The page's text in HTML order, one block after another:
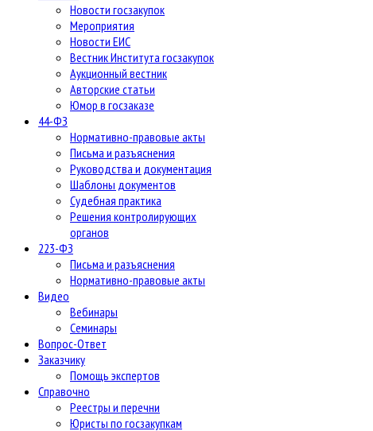
Новости госзакупок
Мероприятия
Новости ЕИС
Вестник Института госзакупок
Аукционный вестник
Авторские статьи
Юмор в госзаказе
44-ФЗ
Нормативно-правовые акты
Письма и разъяснения
Руководства и документация
Шаблоны документов
Судебная практика
Решения контролирующих
органов
223-ФЗ
Письма и разъяснения
Нормативно-правовые акты
Видео
Вебинары
Семинары
Вопрос-Ответ
Заказчику
Помощь экспертов
Справочно
Реестры и перечни
Юристы по госзакупкам